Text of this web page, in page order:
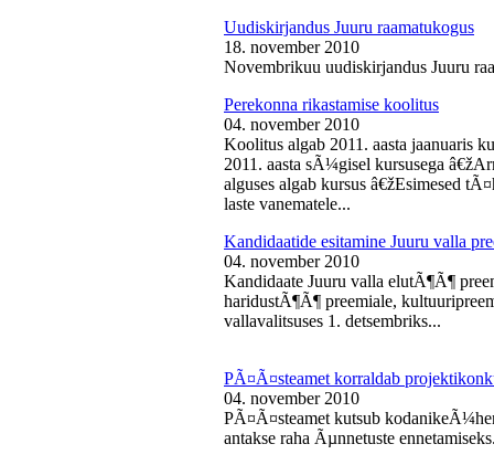
Uudiskirjandus Juuru raamatukogus
18. november 2010
Novembrikuu uudiskirjandus Juuru
Perekonna rikastamise koolitus
04. november 2010
Koolitus algab 2011. aasta jaanuaris
2011. aasta sÃ¼gisel kursusega
alguses algab kursus â€žEsimesed
laste vanematele...
Kandidaatide esitamine Juuru valla
04. november 2010
Kandidaate Juuru valla elutÃ¶Ã¶
haridustÃ¶Ã¶ preemiale,
vallavalitsuses 1. detsembriks...
PÃ¤Ã¤steamet korraldab
04. november 2010
PÃ¤Ã¤steamet kutsub
antakse raha Ãµnnetuste